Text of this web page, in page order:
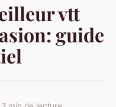
vtt
guide